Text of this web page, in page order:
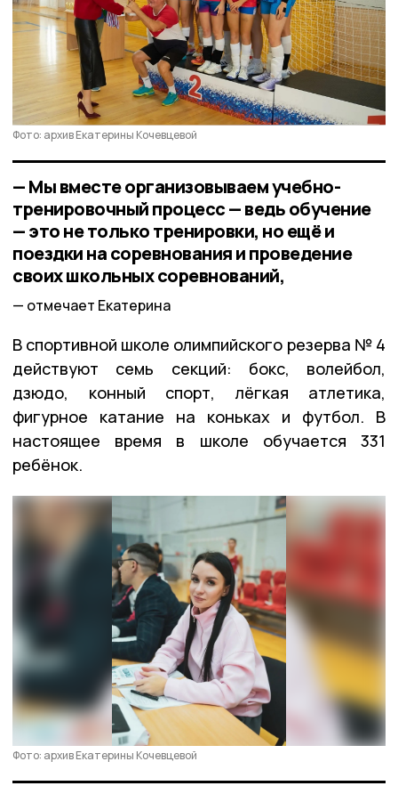
Фото: архив Екатерины Кочевцевой
— Мы вместе организовываем учебно-
тренировочный процесс — ведь обучение
— это не только тренировки, но ещё и
поездки на соревнования и проведение
своих школьных соревнований,
отмечает Екатерина
В спортивной школе олимпийского резерва № 4
действуют семь секций: бокс, волейбол,
дзюдо, конный спорт, лёгкая атлетика,
фигурное катание на коньках и футбол. В
настоящее время в школе обучается 331
ребёнок.
Фото: архив Екатерины Кочевцевой